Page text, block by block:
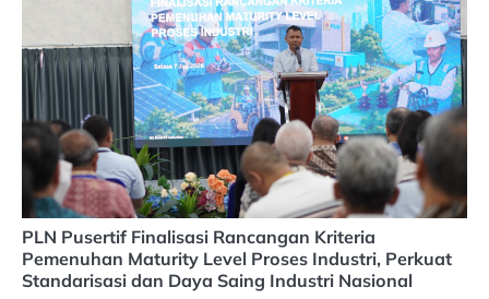
PLN Pusertif Finalisasi Rancangan Kriteria
Pemenuhan Maturity Level Proses Industri, Perkuat
Standarisasi dan Daya Saing Industri Nasional